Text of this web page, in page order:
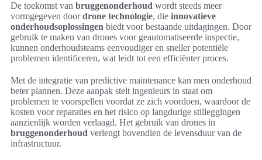
De toekomst van bruggenonderhoud wordt steeds meer
vormgegeven doordrone technologie, die innovatieve
onderhoudsoplossingen biedt voor bestaande uitdagingen. Door
gebruik te maken van drones voor geautomatiseerde inspectie,
kunnen onderhoudsteams eenvoudiger en sneller potentiële
problemen identificeren, wat leidt tot een efficiënter proces.
Met de integratie van predictive maintenance kan men onderhoud
beter plannen. Deze aanpak stelt ingenieurs in staat om
problemen te voorspellen voordat ze zich voordoen, waardoor de
kosten voor reparaties en het risico op langdurige stilleggingen
aanzienlijk worden verlaagd. Het gebruik van drones in
bruggenonderhoud verlengt bovendien de levensduur van de
infrastructuur.